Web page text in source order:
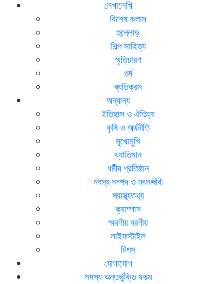
লেখালেখি
বিশেষ কলাম
হুল্লোড়
শিল্প সাহিত্য
স্মৃতিচারণ
ধর্ম
ব্যতিক্রম
অন্যান্য
ইতিহাস ও ঐতিহ্য
কৃষি ও অর্থনীতি
মুখোমুখি
খ্যাতিমান
ধর্মীয় প্রতিষ্ঠান
মৎস্য সম্পদ ও মৎসজীবী
স্বাস্থ্যতথ্য
ক্যাম্পাস
স্মরণীয় বরণীয়
লাইফস্টাইল
টিপস
যোগাযোগ
সদস্য অন্তর্ভুক্তি ফরম